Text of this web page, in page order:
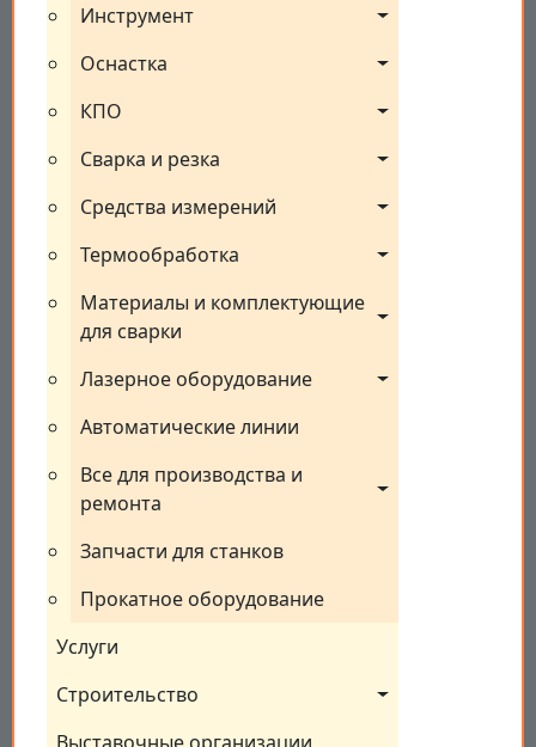
Инструмент
Оснастка
КПО
Сварка и резка
Средства измерений
Термообработка
Материалы и комплектующие
для сварки
Лазерное оборудование
Автоматические линии
Все для производства и
ремонта
Запчасти для станков
Прокатное оборудование
Услуги
Строительство